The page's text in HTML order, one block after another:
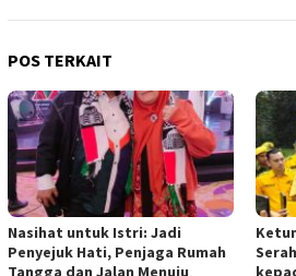
POS TERKAIT
Nasihat untuk Istri: Jadi
Penyejuk Hati, Penjaga Rumah
Tangga dan Jalan Menuju